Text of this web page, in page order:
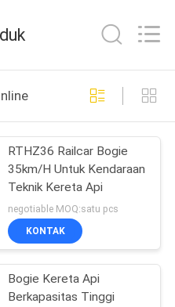
RTHZ36 Railcar Bogie
35km/H Untuk Kendaraan
Teknik Kereta Api
negotiable MOQ:satu pcs
KONTAK
Bogie Kereta Api
Berkapasitas Tinggi